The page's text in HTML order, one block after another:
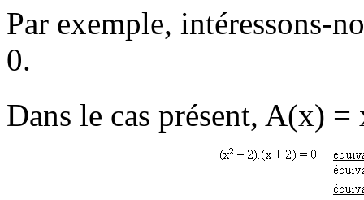
Par exemple, intéressons-
0.
Dans le cas présent, A(x) =